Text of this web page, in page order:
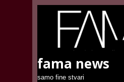
fama news
samo fine stvari